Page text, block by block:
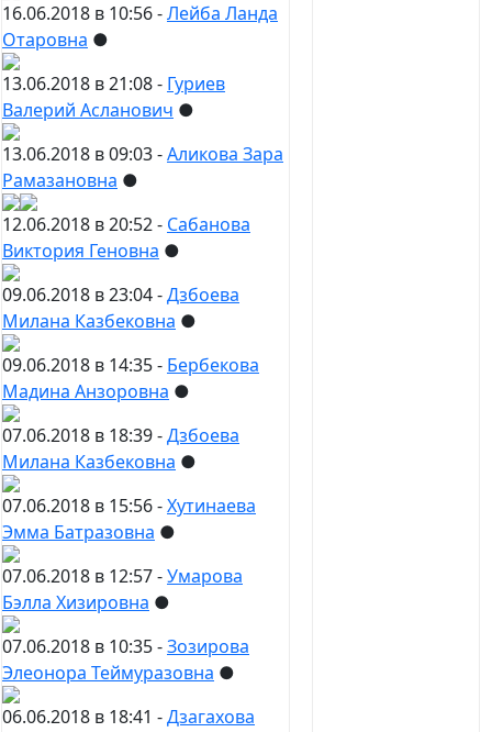
16.06.2018 в 10:56 -Лейба Ланда
Отаровна ●
13.06.2018 в 21:08 - Гуриев
Валерий Асланович ●
13.06.2018 в 09:03 -Аликова Зара
Рамазановна ●
12.06.2018 в 20:52 - Сабанова
Виктория Геновна ●
09.06.2018 в 23:04 -Дзбоева
Милана Казбековна ●
09.06.2018 в 14:35 - Бербекова
Мадина Анзоровна ●
07.06.2018 в 18:39 -Дзбоева
Милана Казбековна ●
07.06.2018 в 15:56 -Хутинаева
Эмма Батразовна ●
07.06.2018 в 12:57 -Умарова
Бэлла Хизировна ●
07.06.2018 в 10:35 -Зозирова
Элеонора Теймуразовна ●
06.06.2018 в 18:41 -Дзагахова